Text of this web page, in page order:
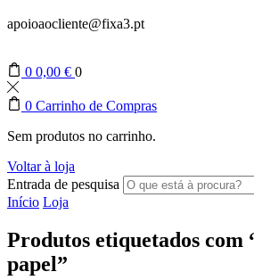
apoioaocliente@fixa3.pt
0 0,00 € 0
0 Carrinho de Compras
Sem produtos no carrinho.
Voltar à loja
Entrada de pesquisa
Início Loja
Produtos etiquetados com
papel”